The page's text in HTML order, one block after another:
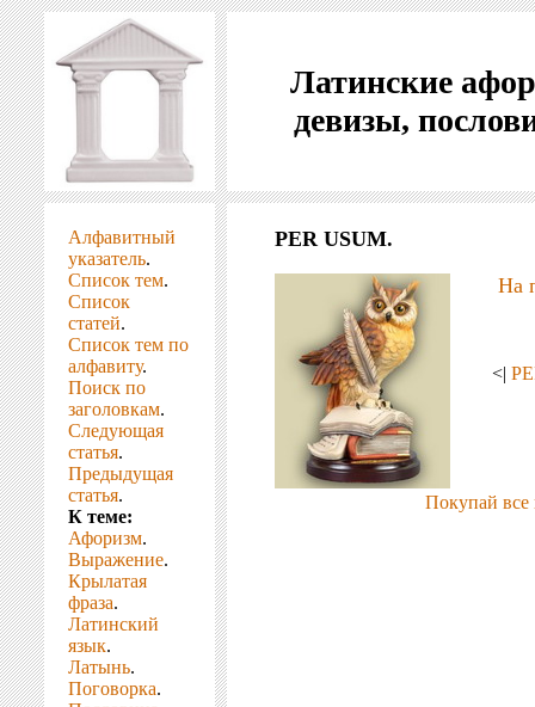
Латинские
девизы,
Алфавитный
указатель.
Список тем.
Список
статей.
Список тем по
алфавиту.
Поиск по
заголовкам.
Следующая
статья.
Предыдущая
статья.
К теме:
Афоризм.
Выражение.
Крылатая
фраза.
Латинский
язык.
Латынь.
Поговорка.
PER USUM.
На
<|
Покупай все